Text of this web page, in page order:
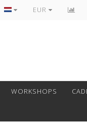
VEILIG BETALEN MET MOLLIE!
EUR
WORKSHOPS